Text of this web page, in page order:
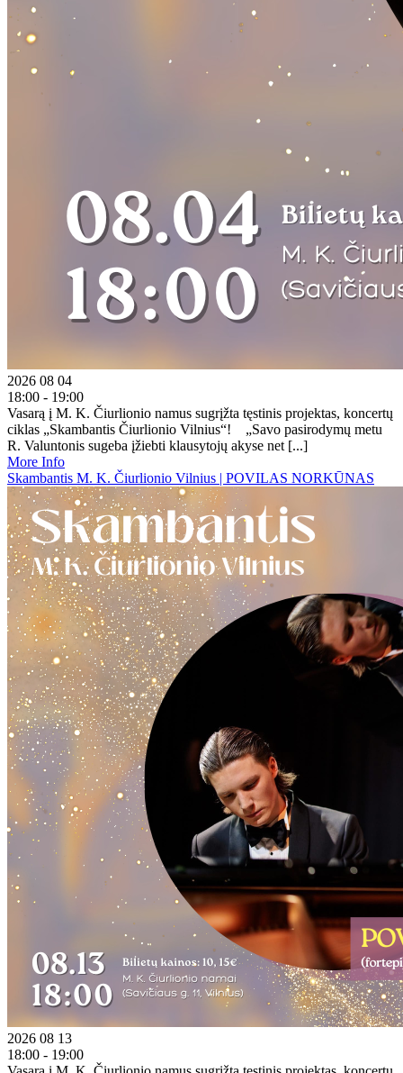
2026 08 04
18:00 - 19:00
Vasarą į M. K. Čiurlionio namus sugrįžta tęstinis projektas, koncertų
ciklas „Skambantis Čiurlionio Vilnius“! „Savo pasirodymų metu
R. Valuntonis sugeba įžiebti klausytojų akyse net [...]
More Info
Skambantis M. K. Čiurlionio Vilnius | POVILAS NORKŪNAS
2026 08 13
18:00 - 19:00